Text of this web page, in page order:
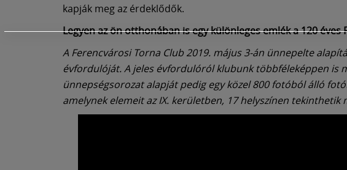
kapják meg az érdeklődők.
Legyen az ön otthonában is egy különleges emlék a 120 éves
A Ferencvárosi Torna Club 2019. május 3-án ünnepelte
évfordulóját. A jeles évfordulóról klubunk többféleképpen is
ünnepségsorozat alapját pedig egy közel 800 fotóból álló
amelynek elemeit az IX. kerületben, 17 helyszínen tekinthetik